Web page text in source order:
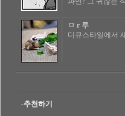
ㅁ r 루
디큐스타일에서
-추천하기